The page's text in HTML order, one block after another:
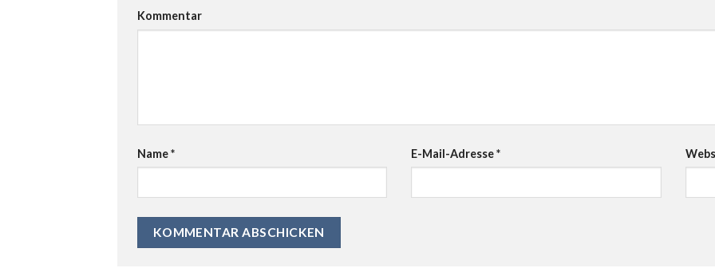
Kommentar
Name* E-Mail-Adresse*